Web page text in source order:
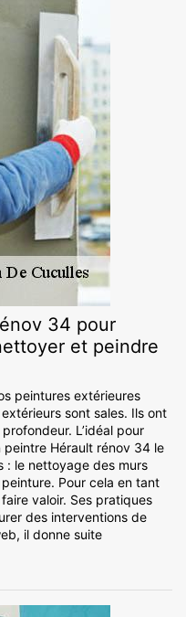
34 pour
et peindre
peintures extérieures
sont sales. Ils ont
L’idéal pour
peintre Hérault rénov 34 le
: le nettoyage des murs
Pour cela en tant
valoir. Ses pratiques
des interventions de
il donne suite